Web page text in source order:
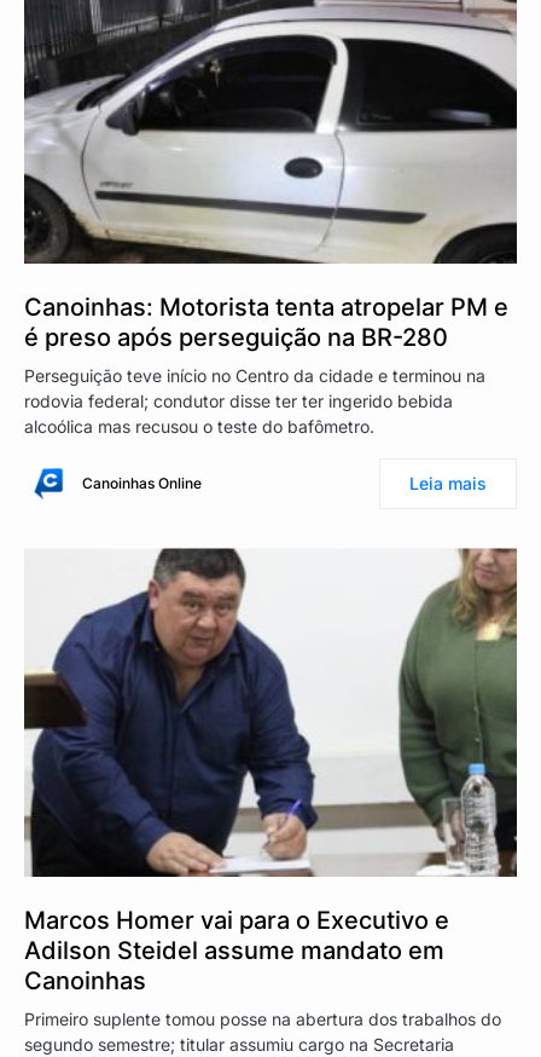
Canoinhas: Motorista tenta atropelar PM e
é preso após perseguição na BR-280
Perseguição teve início no Centro da cidade e terminou na
rodovia federal; condutor disse ter ter ingerido bebida
alcoólica mas recusou o teste do bafômetro.
Canoinhas Online Leia mais
Marcos Homer vai para o Executivo e
Adilson Steidel assume mandato em
Canoinhas
Primeiro suplente tomou posse na abertura dos trabalhos do
segundo semestre; titular assumiu cargo na Secretaria